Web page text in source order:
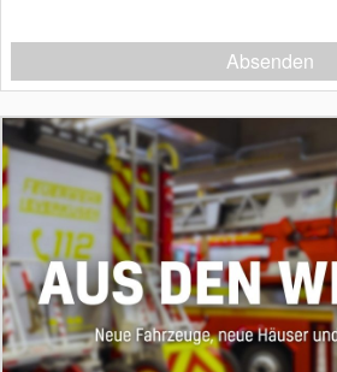
Absenden